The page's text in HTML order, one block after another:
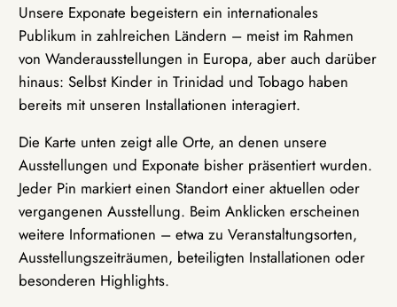
Unsere Exponate begeistern ein internationales
Publikum in zahlreichen Ländern – meist im Rahmen
von Wanderausstellungen in Europa, aber auch darüber
hinaus: Selbst Kinder in Trinidad und Tobago haben
bereits mit unseren Installationen interagiert.
Die Karte unten zeigt alle Orte, an denen unsere
Ausstellungen und Exponate bisher präsentiert wurden.
Jeder Pin markiert einen Standort einer aktuellen oder
vergangenen Ausstellung. Beim Anklicken erscheinen
weitere Informationen – etwa zu Veranstaltungsorten,
Ausstellungszeiträumen, beteiligten Installationen oder
besonderen Highlights.